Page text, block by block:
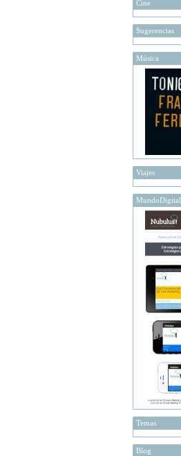
Cine
Sugerencias
Música
Viajes
MundoDigital
Temas
Blog